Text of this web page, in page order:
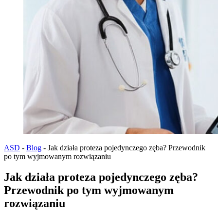
ASD - Blog - Jak działa proteza pojedynczego zęba? Przewodnik
po tym wyjmowanym rozwiązaniu
Jak działa proteza pojedynczego zęba?
Przewodnik po tym wyjmowanym
rozwiązaniu